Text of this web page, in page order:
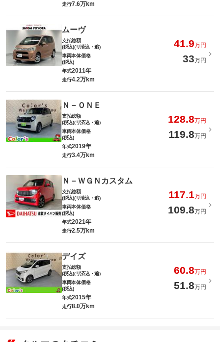
走行7.6万km
ムーヴ
支払総額
(税込)(リ済込・追)
41.9万円
車両本体価格
(税込)
33万円
年式2011年
走行4.2万km
Ｎ－ＯＮＥ
支払総額
(税込)(リ済込・追)
128.8万円
車両本体価格
(税込)
119.8万円
年式2019年
走行3.4万km
Ｎ－ＷＧＮカスタム
支払総額
(税込)(リ済込・追)
117.1万円
車両本体価格
(税込)
109.8万円
年式2021年
走行2.5万km
デイズ
支払総額
(税込)(リ済込・追)
60.8万円
車両本体価格
(税込)
51.8万円
年式2015年
走行8.0万km